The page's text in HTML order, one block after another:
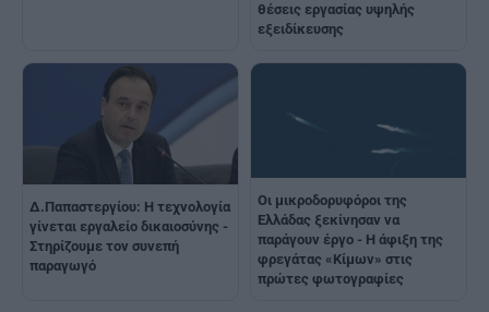
θέσεις εργασίας υψηλής
εξειδίκευσης
Δ.Παπαστεργίου: Η τεχνολογία
γίνεται εργαλείο δικαιοσύνης -
Στηρίζουμε τον συνεπή
παραγωγό
Οι μικροδορυφόροι της
Ελλάδας ξεκίνησαν να
παράγουν έργο - Η άφιξη της
φρεγάτας «Κίμων» στις
πρώτες φωτογραφίες